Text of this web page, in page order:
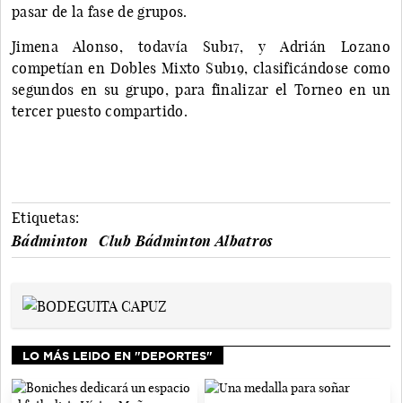
pasar de la fase de grupos.
Jimena Alonso, todavía Sub17, y Adrián Lozano
competían en Dobles Mixto Sub19, clasificándose como
segundos en su grupo, para finalizar el Torneo en un
tercer puesto compartido.
Etiquetas:
Bádminton
Club Bádminton Albatros
LO MÁS LEIDO EN "DEPORTES"